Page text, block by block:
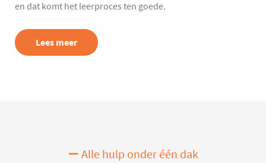
en dat komt het leerproces ten goede.
Lees meer
Alle hulp onder één dak